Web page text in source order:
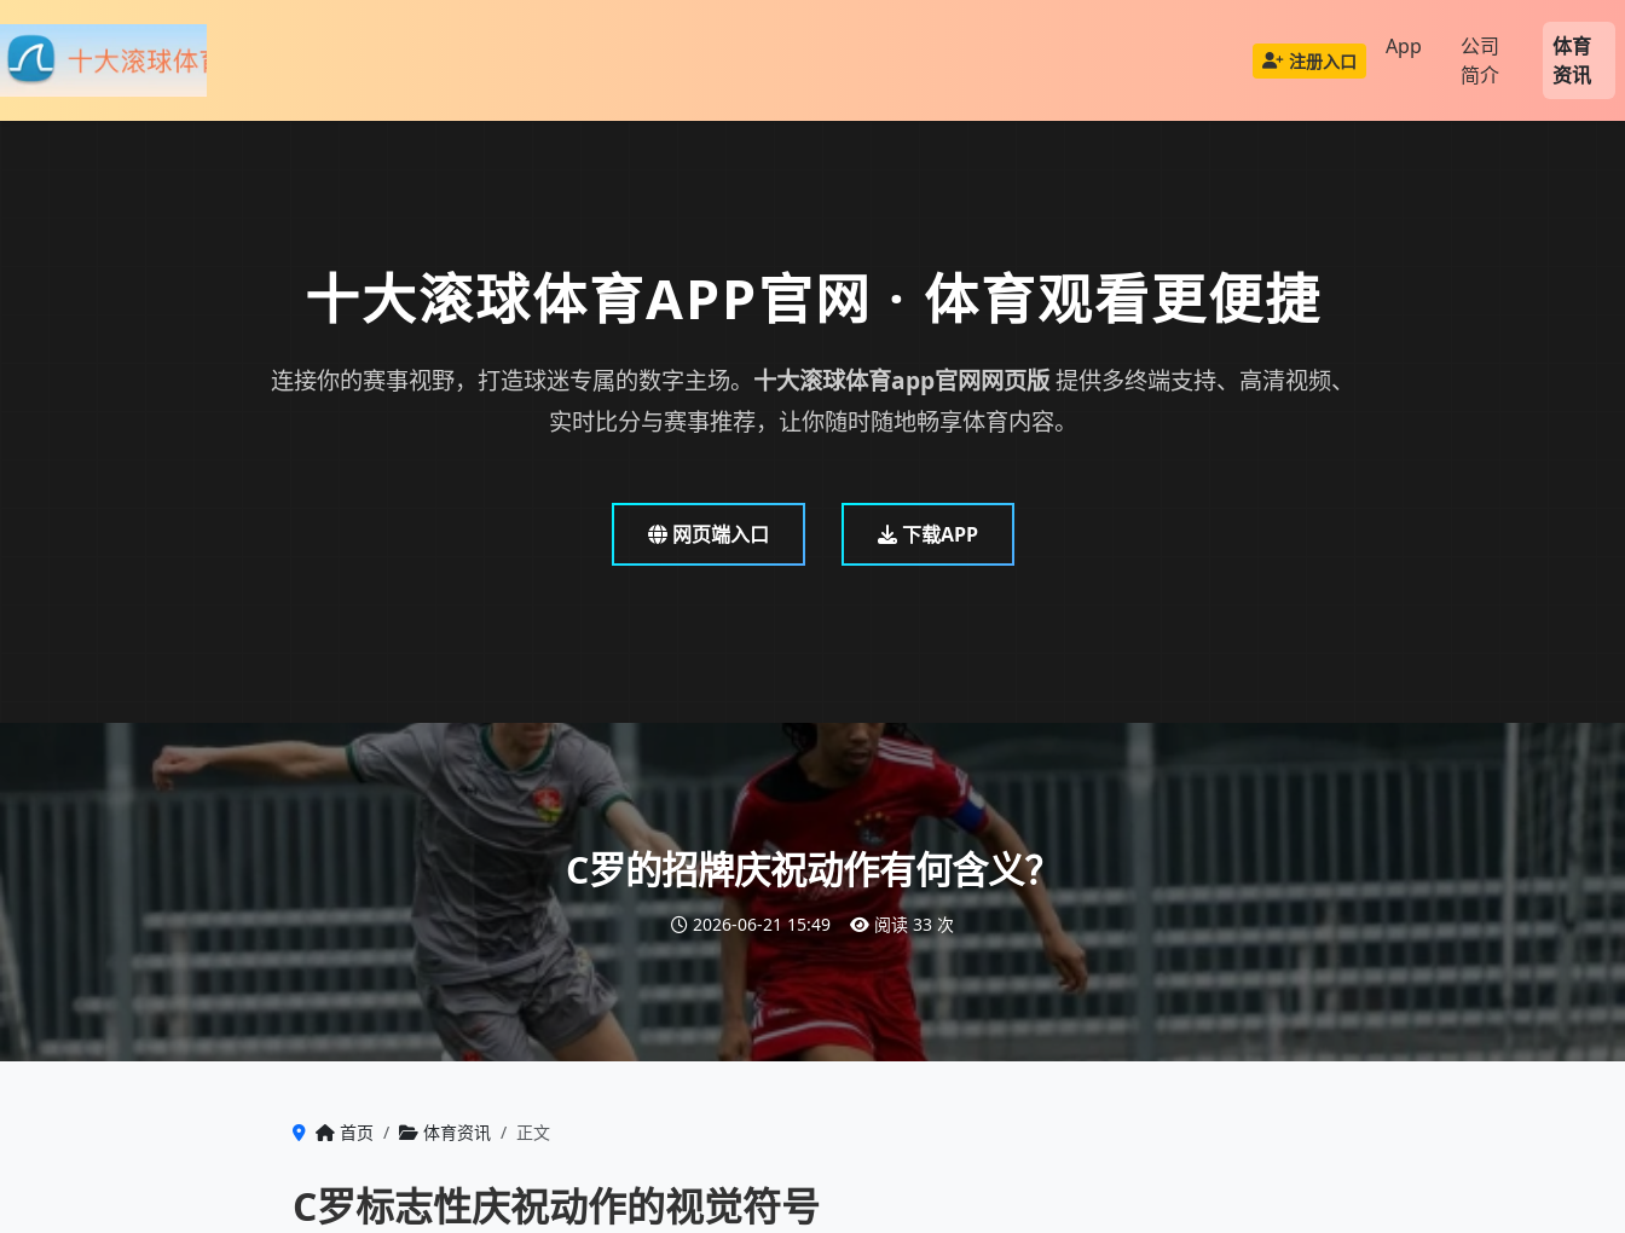
注册入口
App
公司
简介
体育
资讯
十大滚球体育APP官网 · 体育观看更便捷
连接你的赛事视野，打造球迷专属的数字主场。 十大滚球体育app官网网页版提供多终端支持、高清视频、
实时比分与赛事推荐，让你随时随地畅享体育内容。
网页端入口 下载APP
C罗的招牌庆祝动作有何含义？
2026-06-21 15:49 阅读 33 次
首页 体育资讯 正文
C罗标志性庆祝动作的视觉符号